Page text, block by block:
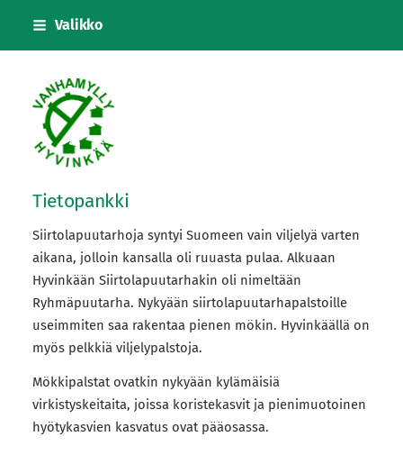
Siirry
Valikko
Vanhanmyllyn
Tietopankki
Siirtolapuutarhoja syntyi Suomeen vain viljelyä varten
aikana, jolloin kansalla oli ruuasta pulaa. Alkuaan
Hyvinkään Siirtolapuutarhakin oli nimeltään
Ryhmäpuutarha. Nykyään siirtolapuutarhapalstoille
useimmiten saa rakentaa pienen mökin. Hyvinkäällä on
myös pelkkiä viljelypalstoja.
Mökkipalstat ovatkin nykyään kylämäisiä
virkistyskeitaita, joissa koristekasvit ja pienimuotoinen
hyötykasvien kasvatus ovat pääosassa.